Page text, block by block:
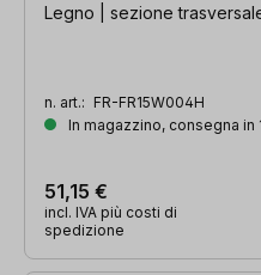
Legno | sezione
n. art.: FR-FR15W004H
In magazzino, consegna in
51,15 €
incl. IVA più costi di
spedizione